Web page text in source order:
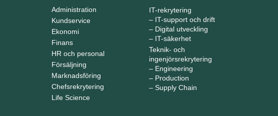
Administration
Kundservice
Ekonomi
Finans
HR och personal
Försäljning
Marknadsföring
Chefsrekrytering
Life Science
IT-rekrytering
– IT-support och drift
– Digital utveckling
– IT-säkerhet
Teknik- och
ingenjörsrekrytering
– Engineering
– Production
– Supply Chain